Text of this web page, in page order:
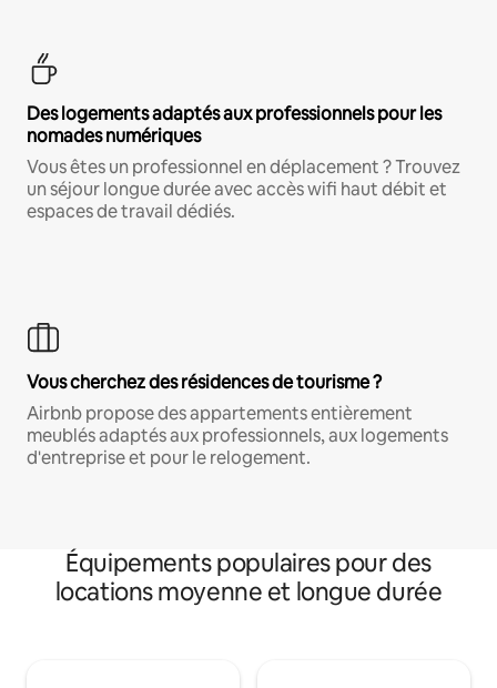
Des logements adaptés aux professionnels pour les
nomades numériques
Vous êtes un professionnel en déplacement ? Trouvez
un séjour longue durée avec accès wifi haut débit et
espaces de travail dédiés.
Vous cherchez des résidences de tourisme ?
Airbnb propose des appartements entièrement
meublés adaptés aux professionnels, aux logements
d'entreprise et pour le relogement.
Équipements populaires pour des
locations moyenne et longue durée